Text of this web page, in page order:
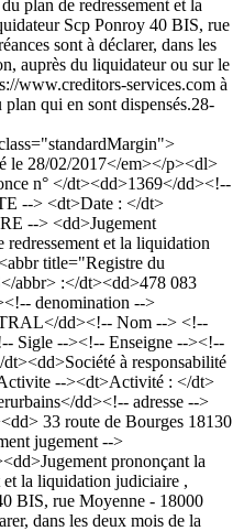
plan de redressement et la
Scp Ponroy 40 BIS, rue
sont à déclarer, dans les
auprès du liquidateur ou sur le
www.creditors-services.com à
qui en sont dispensés.28-
le 28/02/2017</em></p><dl>
n° </dt><dd>1369</dd><!--
--> <dt>Date : </dt>
--> <dd>Jugement
et la liquidation
title="Registre du
abbr> :</dt><dd>478 083
denomination -->
dd><!-- Nom --> <!--
Sigle --><!-- Enseigne --><!--
à responsabilité
--><dt>Activité : </dt>
dd><!-- adresse -->
33 route de Bourges 18130
jugement -->
prononçant la
et la liquidation judiciaire ,
BIS, rue Moyenne - 18000
dans les deux mois de la